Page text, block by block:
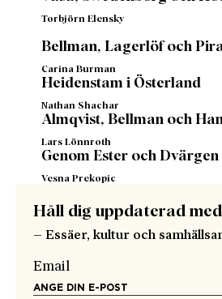
Torbjörn Elensky
Bellman, Lagerlöf och
Carina Burman
Heidenstam i Österland
Nathan Shachar
Almqvist, Bellman och
Lars Lönnroth
Genom Ester och
Vesna Prekopic
Håll dig uppdaterad med
– Essäer, kultur och
Email